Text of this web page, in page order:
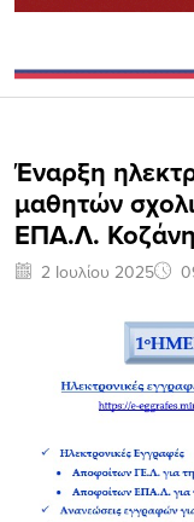
Έναρξη
μαθητών
ΕΠΑ.Λ.
2 Ιουλίου 2025